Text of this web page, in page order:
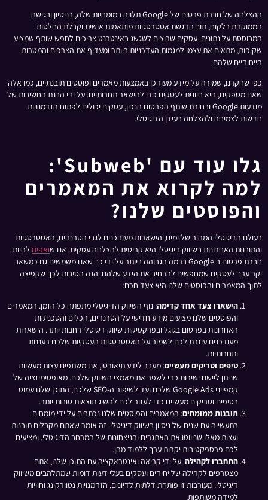
ההצלחה של חברת פרסום של Google תלויה במומחיות שלה, בניסיון ובגישה
הממוקדת בלקוח, תוך הדגשת אסטרטגיות מותאמות אישית וקבלת החלטות
המבוססת על נתונים. עסקים שרוצים לשגשג באינטרנט צריכים לחפש שותף שמציע
שקיפות, מתאים את עצמו למגמות העדכניות ביותר ומעדיף את הצרכים והמטרות
הייחודיים שלהם.
כפי שחקרנו, שמירה על מידע מעודכן באמצעות מאמרים ופוסטים תובנתיים, כמו אלה
שאנו מספקים, היא חיונית לעסקים כדי להישאר תחרותיים. על ידי הבנת החשיבות של
מודעות Google ובחירת שותף הפרסום הנכון, עסקים יכולים לפתוח הזדמנויות
חדשות לצמיחה ולהצלחה בעידן הדיגיטלי.
גלו עוד עם 'subweb':
למה לקרוא את המאמרים
והפוסטים שלנו?
בעולם הדיגיטלי המהיר של ימינו, הישארות מעודכנים לגבי הטרנדים, האסטרטגיות
והתובנות האחרונות בשיווק דיגיטלי היא קריטית להצלחה עסקית. אנו שואפים להיות
חברת פרסום ב Google ברמה הגבוהה ביותר על ידי כך שאנו משמשים גם כמשאב
יקר ערך לעסקים שמחפשים להרחיב את הידע שלהם. הנה הסיבות לכך שקפיצה
לתוך המאמרים והפוסטים שלנו היא צעד חכם:
הישארו צעד אחד קדימה: נוף השיווק הדיגיטלי מתפתח כל הזמן. המאמרים
והפוסטים שלנו מציעים מידע חדישי על הטרנדים, הכלים והטכניקות
האחרונות בפרסום בגוגל ובפרקטיקות שיווק דיגיטלי רחבות יותר. הישארות
מעודכנים עוזרת לכם לשמור על האסטרטגיות העסקיות שלכם רעננות
ותחרותיות.
טיפים וטריקים מעשיים: מעבר לידע תיאורטי, אנו משתפים עצות מעשיות
שניתן ליישם ישירות כדי לשפר את מאמצי השיווק שלכם. מאופטימיזציה של
קמפייני Google Ads שלכם ועד לשיפור ה-SEO שלכם, התוכן שלנו עמוס
בטיפים וטריקים מעשיים כדי לעזור לכם להשיג תוצאות טובות יותר.
תובנות ממומחים: המאמרים והפוסטים שלנו נכתבים על ידי מומחים
בתעשייה עם שנים של ניסיון בשיווק דיגיטלי. זה אומר שאתם מקבלים תובנות
ועצות מאלו שניווטו את האתגרים והניצחונות של המרחב הדיגיטלי, ומציעים
לכם פרספקטיבות יקרות ערך ללמוד מהן.
התחברו לקהילה: על ידי קריאה ואינטראקציה עם התוכן שלנו, אתם
מצטרפים לקהילה של יחידים ועסקים בעלי דעות דומות שמתלהבים משיווק
דיגיטלי. מעורבות זו פותחת דלתות לדיונים, הזדמנויות נטוורקינג וחוויות
למידה משותפות.